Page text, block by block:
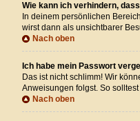
Wie kann ich verhindern,
In deinem persönlichen
wirst dann als unsichtbarer
Nach oben
Ich habe mein Passwort
Das ist nicht schlimm! Wir
Anweisungen folgst. So
Nach oben